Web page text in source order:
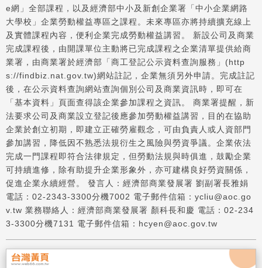
e網」全部課程，以及經濟部中小及新創企業署「中小企業網路
大學校」企業勞動權益專區之課程。未來專區亦將持續擴充線上
及實體課程內容，便利企業完成勞動權益講習。 新設公司及商業
完成課程後，由開課單位主動將已完成課程之企業清單提供給商
業署，由商業署於經濟部「商工登記公示資料查詢服務」(http
s://findbiz.nat.gov.tw)網站註記，企業無須另外申請。完成註記
後，在公示資料查詢網站查詢個別公司及商業資訊時，即可在
「基本資料」頁面查得該企業參加課程之資訊。 商業署提醒，新
法要求公司及商業設立登記後應參加勞動權益講習，目的在協助
企業於創立初期，即建立正確勞雇觀念，可由負責人或人資部門
參加講習，降低因不熟悉法規衍生之風險與勞資爭議。企業依法
完成一門課程即符合法律規定，但勞動法規與時俱進，鼓勵企業
可持續進修，除有助提升企業形象外，亦可建構良好勞資關係，
促進企業永續經營。 發言人：經濟部商業發展署 劉副署長雅娟
電話：02-2343-3300分機7002 電子郵件信箱：ycliu@aoc.go
v.tw 業務聯絡人：經濟部商業發展署 顏科長和慶 電話：02-234
3-3300分機7131 電子郵件信箱：hcyen@aoc.gov.tw